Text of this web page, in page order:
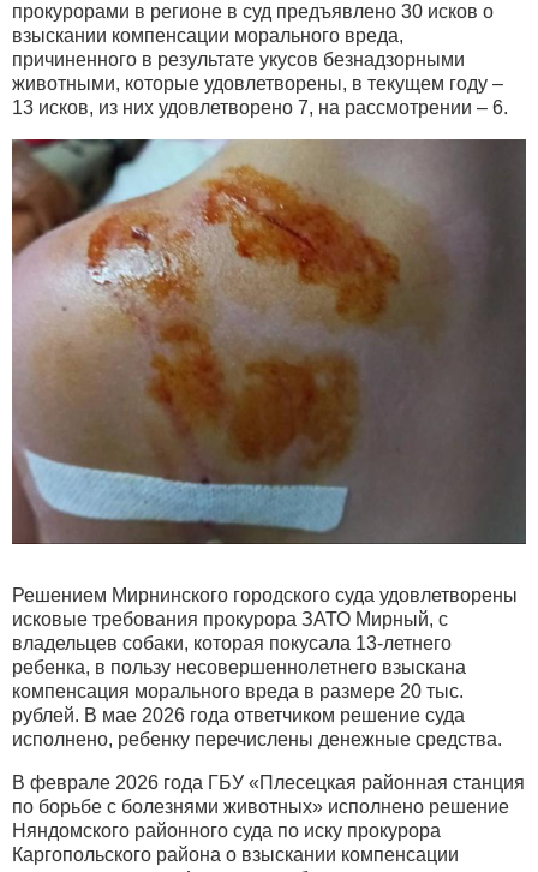
прокурорами в регионе в суд предъявлено 30 исков о
взыскании компенсации морального вреда,
причиненного в результате укусов безнадзорными
животными, которые удовлетворены, в текущем году –
13 исков, из них удовлетворено 7, на рассмотрении – 6.
Решением Мирнинского городского суда удовлетворены
исковые требования прокурора ЗАТО Мирный, с
владельцев собаки, которая покусала 13-летнего
ребенка, в пользу несовершеннолетнего взыскана
компенсация морального вреда в размере 20 тыс.
рублей. В мае 2026 года ответчиком решение суда
исполнено, ребенку перечислены денежные средства.
В феврале 2026 года ГБУ «Плесецкая районная станция
по борьбе с болезнями животных» исполнено решение
Няндомского районного суда по иску прокурора
Каргопольского района о взыскании компенсации